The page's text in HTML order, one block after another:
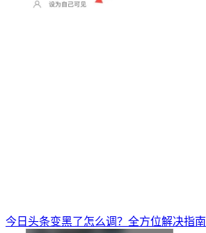
今日头条变黑了怎么调？全方位解决指南